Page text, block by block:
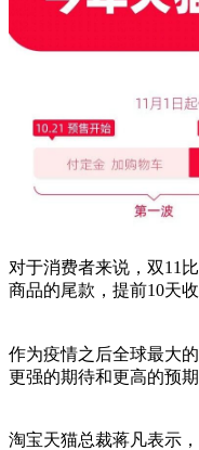
对于消费者来说，双11
商品的尾款，提前10天收
作为疫情之后全球最大
更强的期待和更高的预期
淘宝天猫总裁蒋凡表示